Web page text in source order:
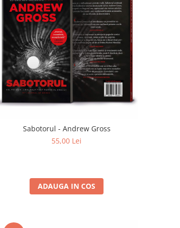
Sabotorul - Andrew Gross
55,00 Lei
ADAUGA IN COS